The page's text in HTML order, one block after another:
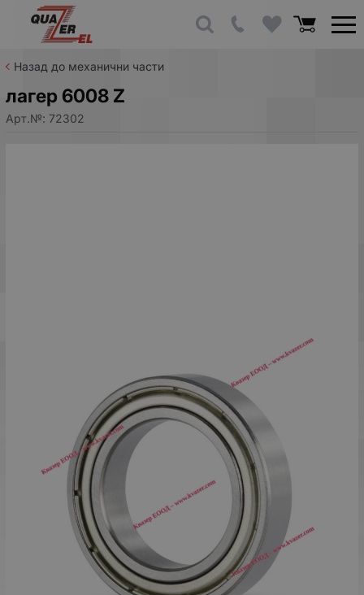
Назад до механични части
лагер 6008 Z
Арт.№: 72302